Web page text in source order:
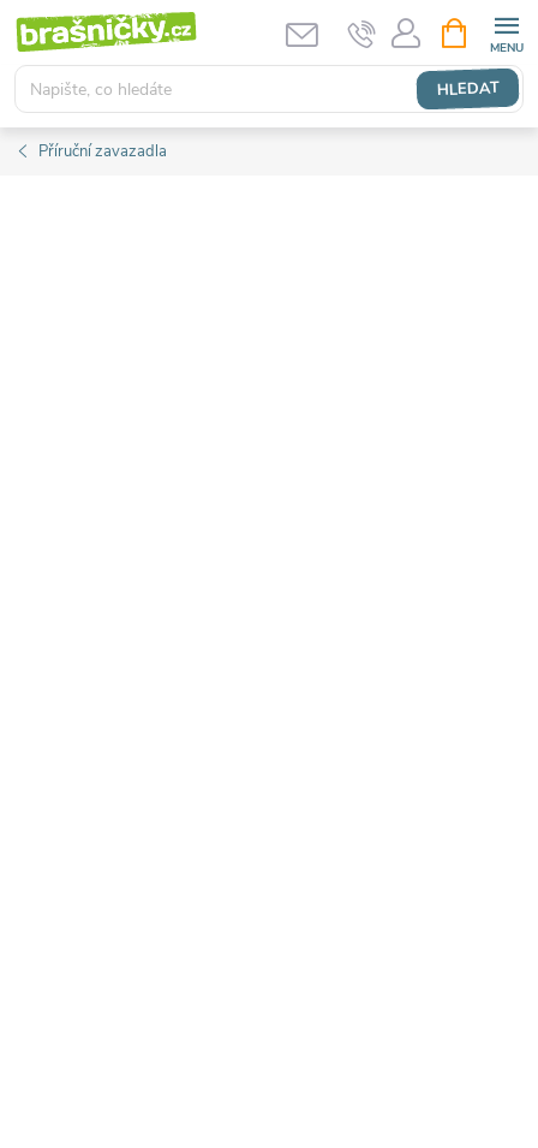
Přejít
obsah
HLEDAT
NÁKUPNÍ
KOŠÍK
Příruční zavazadla